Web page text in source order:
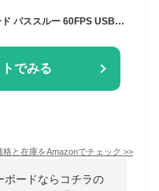
でみる
格と在庫をAmazonでチェック >>
ボードならコチラの